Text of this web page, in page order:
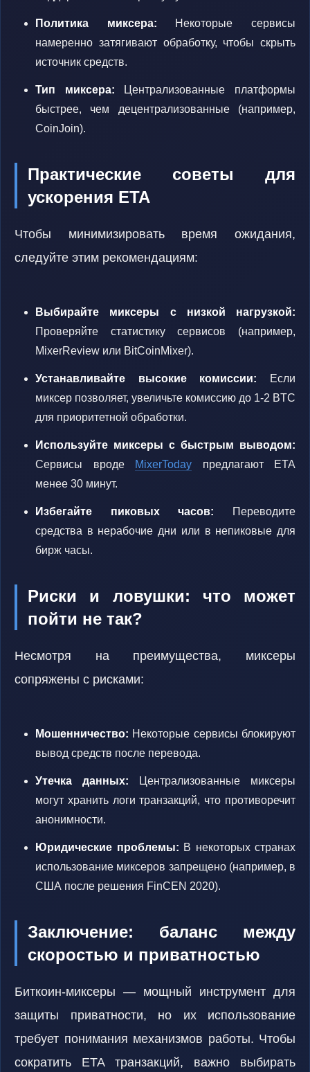
Политика миксера: Некоторые сервисы
намеренно затягивают обработку, чтобы скрыть
источник средств.
Тип миксера: Централизованные платформы
быстрее, чем децентрализованные (например,
CoinJoin).
Практические советы для
ускорения ETA
Чтобы минимизировать время ожидания,
следуйте этим рекомендациям:
Выбирайте миксеры с низкой нагрузкой:
Проверяйте статистику сервисов (например,
MixerReview или BitCoinMixer).
Устанавливайте высокие комиссии: Если
миксер позволяет, увеличьте комиссию до 1-2 BTC
для приоритетной обработки.
Используйте миксеры с быстрым выводом:
Сервисы вроде
MixerToday предлагают ETA
менее 30 минут.
Избегайте пиковых часов: Переводите
средства в нерабочие дни или в непиковые для
бирж часы.
Риски и ловушки: что может
пойти не так?
Несмотря на преимущества, миксеры
сопряжены с рисками:
Мошенничество: Некоторые сервисы блокируют
вывод средств после перевода.
Утечка данных: Централизованные миксеры
могут хранить логи транзакций, что противоречит
анонимности.
Юридические проблемы: В некоторых странах
использование миксеров запрещено (например, в
США после решения FinCEN 2020).
Заключение: баланс между
скоростью и приватностью
Биткоин-миксеры — мощный инструмент для
защиты приватности, но их использование
требует понимания механизмов работы. Чтобы
сократить ETA транзакций, важно выбирать